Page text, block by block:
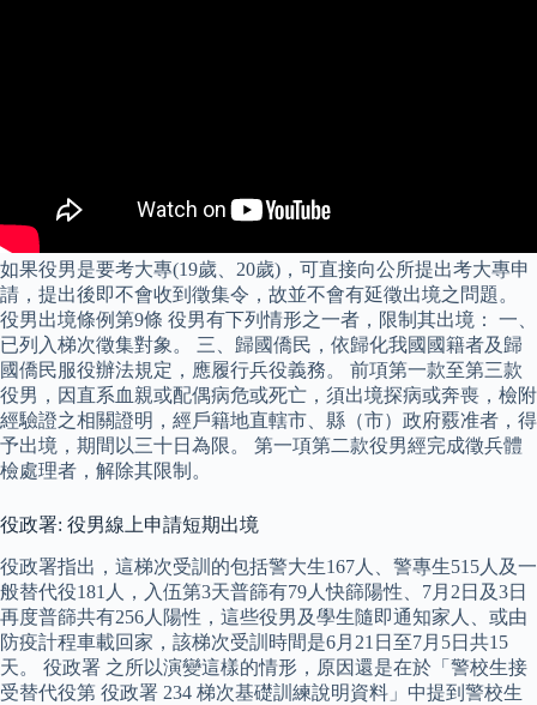
如果役男是要考大專(19歲、20歲)，可直接向公所提出考大專申
請，提出後即不會收到徵集令，故並不會有延徵出境之問題。
役男出境條例第9條 役男有下列情形之一者，限制其出境： 一、
已列入梯次徵集對象。 三、歸國僑民，依歸化我國國籍者及歸
國僑民服役辦法規定，應履行兵役義務。 前項第一款至第三款
役男，因直系血親或配偶病危或死亡，須出境探病或奔喪，檢附
經驗證之相關證明，經戶籍地直轄市、縣（市）政府覈准者，得
予出境，期間以三十日為限。 第一項第二款役男經完成徵兵體
檢處理者，解除其限制。
役政署: 役男線上申請短期出境
役政署指出，這梯次受訓的包括警大生167人、警專生515人及一
般替代役181人，入伍第3天普篩有79人快篩陽性、7月2日及3日
再度普篩共有256人陽性，這些役男及學生隨即通知家人、或由
防疫計程車載回家，該梯次受訓時間是6月21日至7月5日共15
天。 役政署 之所以演變這樣的情形，原因還是在於「警校生接
受替代役第 役政署 234 梯次基礎訓練說明資料」中提到警校生